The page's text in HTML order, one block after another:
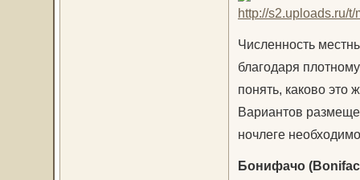
Численность
благодаря
понять, каково это
Вариантов
ночлеге
Бонифачо